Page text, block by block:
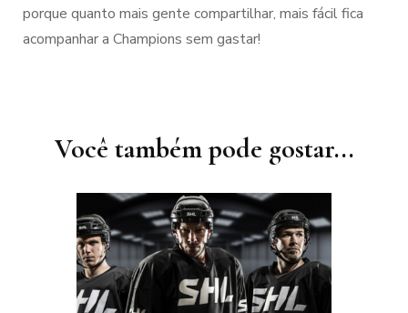
porque quanto mais gente compartilhar, mais fácil fica
acompanhar a Champions sem gastar!
postVocê também pode gostar...